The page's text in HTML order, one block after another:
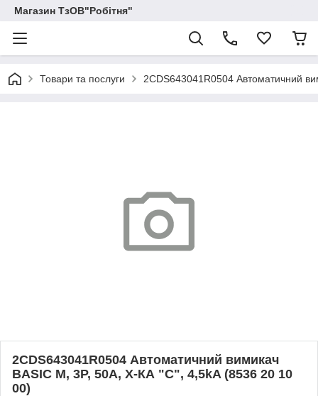
Магазин ТзОВ"Робітня"
Товари та послуги 2CDS643041R0504 Автоматичний
2CDS643041R0504 Автоматичний вимикач
BASIC M, 3Р, 50А, Х-КА "С", 4,5kA (8536 20 10
00)